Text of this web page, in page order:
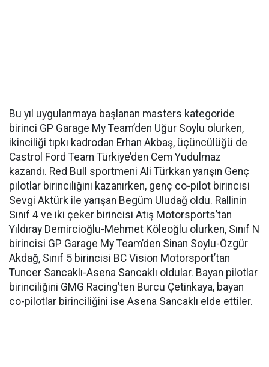
Bu yıl uygulanmaya başlanan masters kategoride
birinci GP Garage My Team’den Uğur Soylu olurken,
ikinciliği tıpkı kadrodan Erhan Akbaş, üçüncülüğü de
Castrol Ford Team Türkiye’den Cem Yudulmaz
kazandı. Red Bull sportmeni Ali Türkkan yarışın Genç
pilotlar birinciliğini kazanırken, genç co-pilot birincisi
Sevgi Aktürk ile yarışan Begüm Uludağ oldu. Rallinin
Sınıf 4 ve iki çeker birincisi Atış Motorsports’tan
Yıldıray Demircioğlu-Mehmet Köleoğlu olurken, Sınıf N
birincisi GP Garage My Team’den Sinan Soylu-Özgür
Akdağ, Sınıf 5 birincisi BC Vision Motorsport’tan
Tuncer Sancaklı-Asena Sancaklı oldular. Bayan pilotlar
birinciliğini GMG Racing’ten Burcu Çetinkaya, bayan
co-pilotlar birinciliğini ise Asena Sancaklı elde ettiler.